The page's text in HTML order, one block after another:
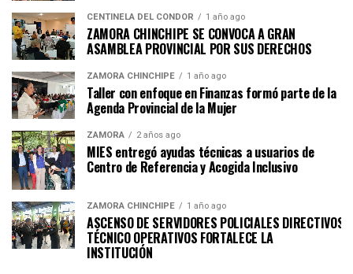
CENTINELA DEL CÓNDOR 1 año ago
ZAMORA CHINCHIPE SE CONVOCA A GRAN
ASAMBLEA PROVINCIAL POR SUS DERECHOS
ZAMORA CHINCHIPE 1 año ago
Taller con enfoque en Finanzas formó parte de la
Agenda Provincial de la Mujer
ZAMORA 2 años ago
MIES entregó ayudas técnicas a usuarios de
Centro de Referencia y Acogida Inclusivo
ZAMORA CHINCHIPE 1 año ago
ASCENSO DE SERVIDORES POLICIALES DIRECTIVOS Y
TÉCNICO OPERATIVOS FORTALECE LA